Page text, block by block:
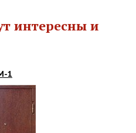
интересны и
1